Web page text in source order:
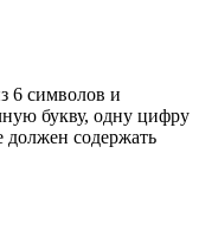
6 символов и
букву, одну цифру
содержать